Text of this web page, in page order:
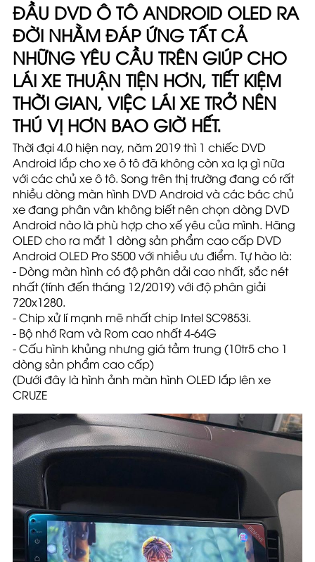
ĐẦU DVD Ô TÔ ANDROID OLED RA
ĐỜI NHẰM ĐÁP ỨNG TẤT CẢ
NHỮNG YÊU CẦU TRÊN GIÚP CHO
LÁI XE THUẬN TIỆN HƠN, TIẾT KIỆM
THỜI GIAN, VIỆC LÁI XE TRỞ NÊN
THÚ VỊ HƠN BAO GIỜ HẾT.
Thời đại 4.0 hiện nay, năm 2019 thì 1 chiếc DVD
Android lắp cho xe ô tô đã không còn xa lạ gì nữa
với các chủ xe ô tô. Song trên thị trường đang có rất
nhiều dòng màn hình DVD Android và các bác chủ
xe đang phân vân không biết nên chọn dòng DVD
Android nào là phù hợp cho xế yêu của mình. Hãng
OLED cho ra mắt 1 dòng sản phẩm cao cấp DVD
Android OLED Pro S500 với nhiều ưu điểm. Tự hào là:
- Dòng màn hình có độ phân dải cao nhất, sắc nét
nhất (tính đến tháng 12/2019) vớiđộ phân giải
720x1280.
- Chip xử lí mạnh mẽ nhấtchip Intel SC9853i.
- Bộ nhớ Ram và Rom cao nhất 4-64G
- Cấu hình khủng nhưng giá tầm trung (10tr5cho 1
dòng sản phẩm cao cấp)
(Dưới đây là hình ảnh màn hình OLED lắp lên xe
CRUZE